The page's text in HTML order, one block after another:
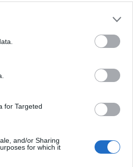
for Targeted
and/or Sharing
for which it
839. El municipi compta amb
com els antics nuclis
l’essència de la vida de
i esdevé una de les grans
Santa Coloma de Ger o Sant
medieval.
gratuïta. ACTIVAR ARA